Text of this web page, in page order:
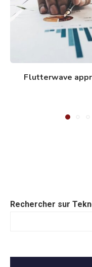
Flutterwave
Rechercher sur